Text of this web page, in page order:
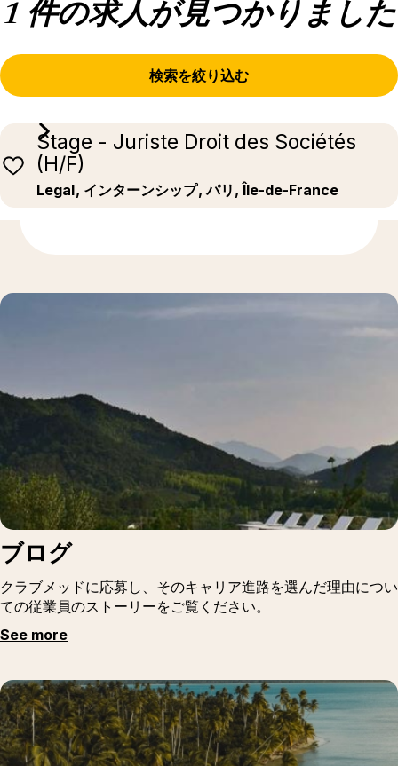
1 件の求人が見つかりました
検索を絞り込む
Stage - Juriste Droit des Sociétés
(H/F)
Legal, インターンシップ, パリ, Île-de-France
ブログ
クラブメッドに応募し、そのキャリア進路を選んだ理由につい
ての従業員のストーリーをご覧ください。
See more